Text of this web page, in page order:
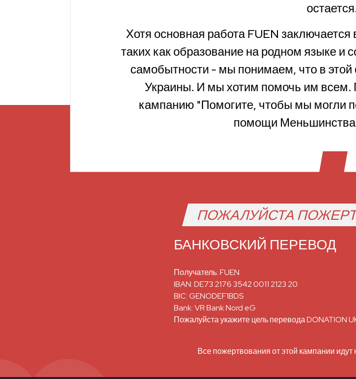
Хотя основная работа FUEN
таких как образование на родном языке и
самобытности - мы понимаем, что в этой
Украины. И мы хотим помочь им всем.
кампанию "Помогите, чтобы мы могли
помощи
ПОЖАЛУЙСТА
БАНКОВСКИЙ ПЕРЕВОД
Получатель: FUEN
IBAN: DE73 2176 3542 0011 2123 20
BIC: GENODEF1BDS
Bank: VR Bank Nord eG
Пожалуйста укажите цель перевода DONATION
Все пожертвования от этой кампании идут